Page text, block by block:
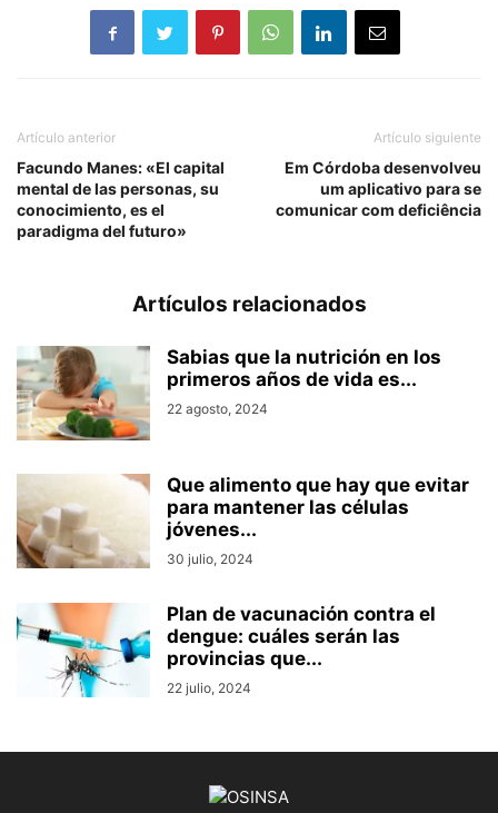
Artículo anterior
Facundo Manes: «El capital
mental de las personas, su
conocimiento, es el
paradigma del futuro»
Artículo siguiente
Em Córdoba desenvolveu
um aplicativo para se
comunicar com deficiência
Artículos relacionados
Sabias que la nutrición en los
primeros años de vida es...
22 agosto, 2024
Que alimento que hay que evitar
para mantener las células
jóvenes...
30 julio, 2024
Plan de vacunación contra el
dengue: cuáles serán las
provincias que...
22 julio, 2024